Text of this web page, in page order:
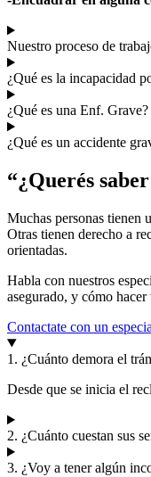
Nuestro proceso de
¿Qué es la incapacidad
¿Qué es una Enf. Grave?
¿Qué es un accidente
“¿Querés
Muchas personas tienen
Otras tienen derecho a
orientadas.
Habla con nuestros
asegurado, y cómo
Contactate con un
1. ¿Cuánto demora el
Desde que se inicia el
2. ¿Cuánto cuestan sus
3. ¿Voy a tener algún